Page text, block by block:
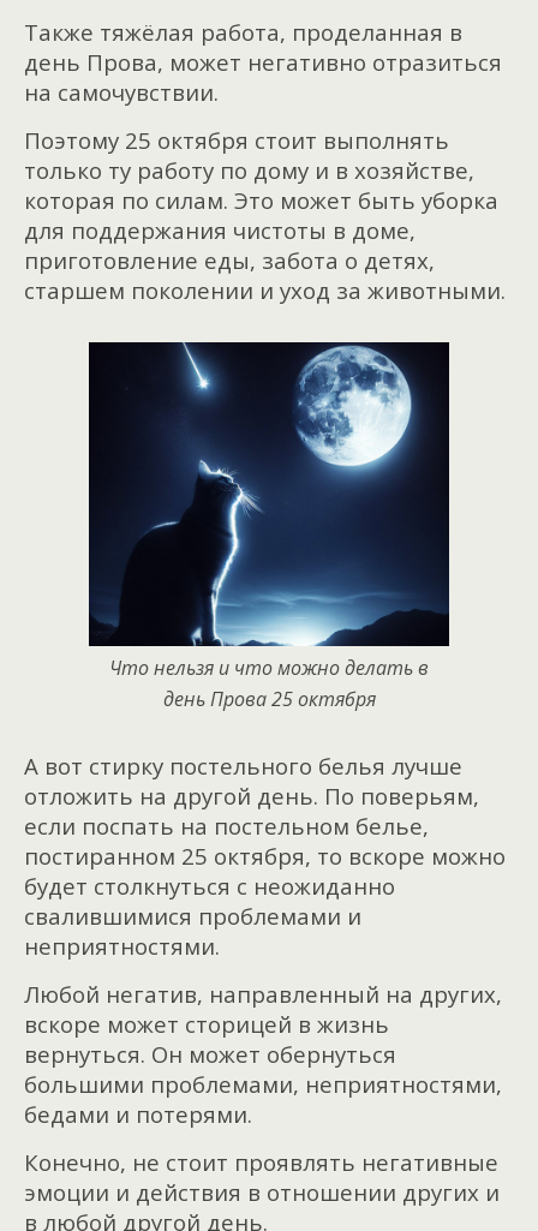
Также тяжёлая работа, проделанная в
день Прова, может негативно отразиться
на самочувствии.
Поэтому 25 октября стоит выполнять
только ту работу по дому и в хозяйстве,
которая по силам. Это может быть уборка
для поддержания чистоты в доме,
приготовление еды, забота о детях,
старшем поколении и уход за животными.
Что нельзя и что можно делать в
день Прова 25 октября
А вот стирку постельного белья лучше
отложить на другой день. По поверьям,
если поспать на постельном белье,
постиранном 25 октября, то вскоре можно
будет столкнуться с неожиданно
свалившимися проблемами и
неприятностями.
Любой негатив, направленный на других,
вскоре может сторицей в жизнь
вернуться. Он может обернуться
большими проблемами, неприятностями,
бедами и потерями.
Конечно, не стоит проявлять негативные
эмоции и действия в отношении других и
в любой другой день.